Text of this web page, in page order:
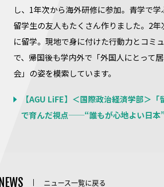
し、1年次から海外研修に参加。青学で
留学生の友人もたくさん作りました。2
に留学。現地で身に付けた行動力とコミ
で、帰国後も学内外で「外国人にとって
会」の姿を模索しています。
【AGU LiFE】＜国際政治経済学部＞
で育んだ視点──“誰もが心地よい日本”
NEWS ニュース一覧に戻る